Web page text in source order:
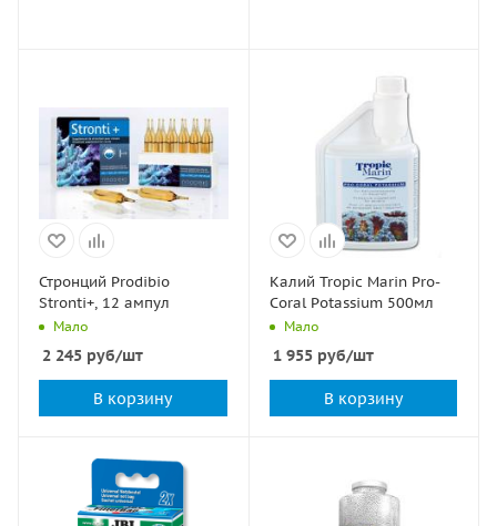
Стронций Prodibio
Stronti+, 12 ампул
Мало
2 245 руб/шт
В корзину
Калий Tropic Marin Pro-
Coral Potassium 500мл
Мало
1 955руб/шт
В корзину